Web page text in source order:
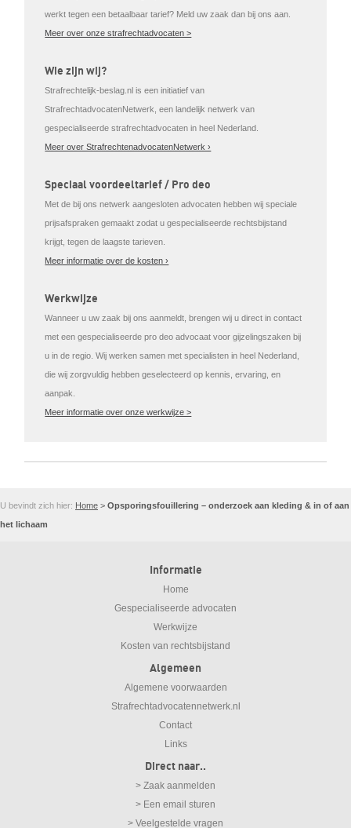
werkt tegen een betaalbaar tarief? Meld uw zaak dan bij ons aan.
Meer over onze strafrechtadvocaten >
Wie zijn wij?
Strafrechtelijk-beslag.nl is een initiatief van
StrafrechtadvocatenNetwerk, een landelijk netwerk van
gespecialiseerde strafrechtadvocaten in heel Nederland.
Meer over StrafrechtenadvocatenNetwerk ›
Speciaal voordeeltarief / Pro deo
Met de bij ons netwerk aangesloten advocaten hebben wij speciale
prijsafspraken gemaakt zodat u gespecialiseerde rechtsbijstand
krijgt, tegen de laagste tarieven.
Meer informatie over de kosten ›
Werkwijze
Wanneer u uw zaak bij ons aanmeldt, brengen wij u direct in contact
met een gespecialiseerde pro deo advocaat voor gijzelingszaken bij
u in de regio. Wij werken samen met specialisten in heel Nederland,
die wij zorgvuldig hebben geselecteerd op kennis, ervaring, en
aanpak.
Meer informatie over onze werkwijze >
U bevindt zich hier: Home > Opsporingsfouillering – onderzoek aan kleding & in of aan
het lichaam
Informatie
Home
Gespecialiseerde advocaten
Werkwijze
Kosten van rechtsbijstand
Algemeen
Algemene voorwaarden
Strafrechtadvocatennetwerk.nl
Contact
Links
Direct naar..
> Zaak aanmelden
> Een email sturen
> Veelgestelde vragen